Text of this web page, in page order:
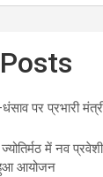
पर प्रभारी
ज्योतिर्मठ में नव
हुआ आयोजन